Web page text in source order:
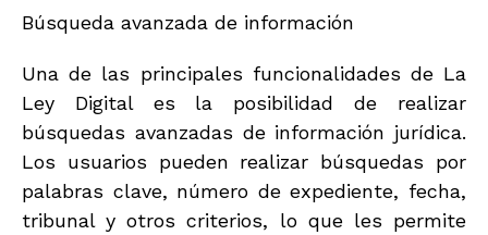
Búsqueda avanzada de información
Una de las principales funcionalidades de La
Ley Digital es la posibilidad de realizar
búsquedas avanzadas de información jurídica.
Los usuarios pueden realizar búsquedas por
palabras clave, número de expediente, fecha,
tribunal y otros criterios, lo que les permite